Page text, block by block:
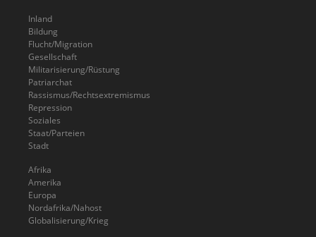
Inland
Bildung
Flucht/Migration
Gesellschaft
Militarisierung/Rüstung
Patriarchat
Rassismus/Rechtsextremismus
Repression
Soziales
Staat/Parteien
Stadt
Afrika
Amerika
Europa
Nordafrika/Nahost
Globalisierung/Krieg